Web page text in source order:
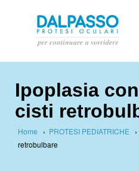
Ipoplasia
cisti
Home › PROTESI PEDIATRICHE ›
retrobulbare